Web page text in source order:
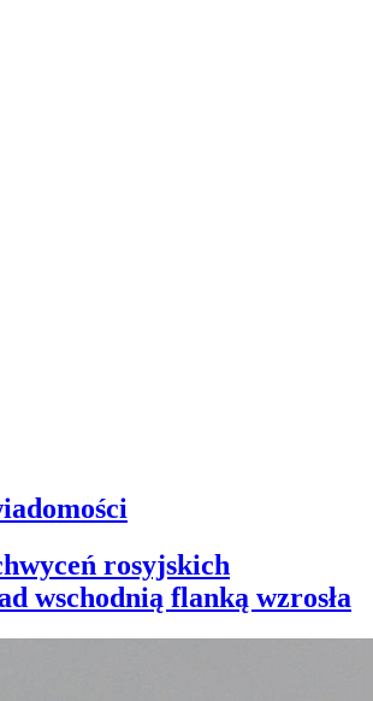
rosyjskich
wschodnią flanką wzrosła